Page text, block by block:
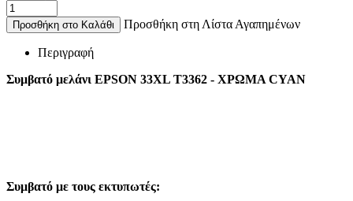
Προσθήκη στο Καλάθι Προσθήκη στη Λίστα Αγαπημένων
Περιγραφή
Συμβατό μελάνι EPSON 33XL T3362 - ΧΡΩΜΑ CYAN
Συμβατό με τους εκτυπωτές: